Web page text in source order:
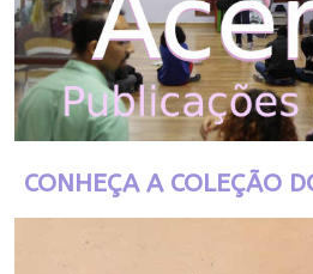
CONHEÇA A COLEÇÃO